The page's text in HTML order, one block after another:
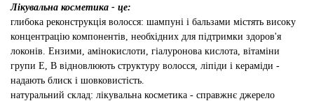
Лікувальна косметика - це:
глибока реконструкція волосся: шампуні і бальзами містять високу
концентрацію компонентів, необхідних для підтримки здоров'я
локонів. Ензими, амінокислоти, гіалуронова кислота, вітаміни
групи E, B відновлюють структуру волосся, ліпіди і кераміди -
надають блиск і шовковистість.
натуральний склад: лікувальна косметика - справжнє джерело